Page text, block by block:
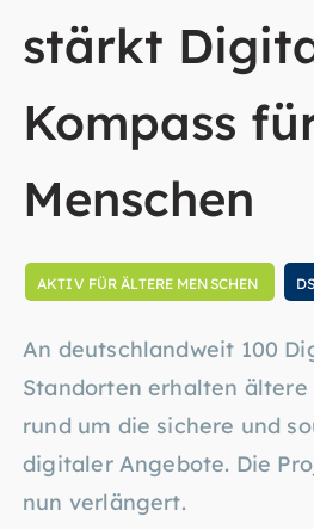
stärkt
Kompass
Menschen
AKTIV FÜR ÄLTERE MENSCHEN
An deutschlandweit 100
Standorten erhalten ältere
rund um die sichere und
digitaler Angebote. Die
nun verlängert.